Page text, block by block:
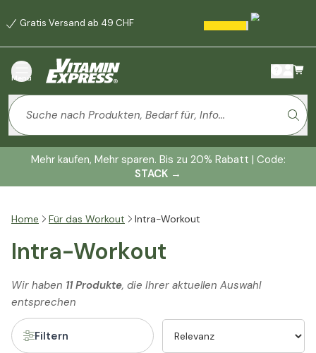
Gratis Versand ab 49 CHF
Menü
Mehr kaufen, Mehr sparen. Bis zu 20% Rabatt | Code:
STACK →
Home Für das Workout Intra-Workout
Intra-Workout
Wir haben 11 Produkte, die Ihrer aktuellen Auswahl
entsprechen
Filtern